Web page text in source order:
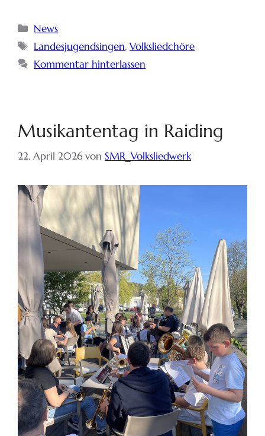
News
Landesjugendsingen,Volksliedchöre
Kommentar hinterlassen
Musikantentag in Raiding
22. April 2026 von SMR_Volksliedwerk